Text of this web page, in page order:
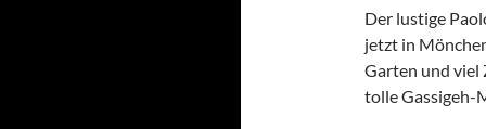
Der lustige
jetzt in
Garten und viel
tolle Gassigeh-